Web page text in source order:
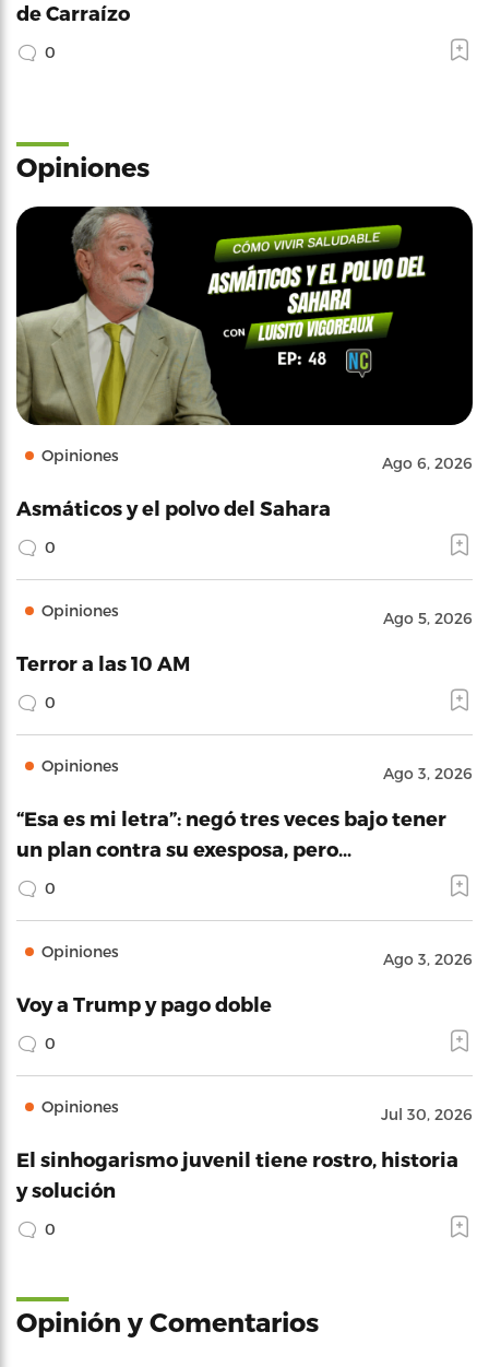
de Carraízo
0
Opiniones
Opiniones Ago 6, 2026
Asmáticos y el polvo del Sahara
0
Opiniones Ago 5, 2026
Terror a las 10 AM
0
Opiniones Ago 3, 2026
“Esa es mi letra”: negó tres veces bajo tener
un plan contra su exesposa, pero…
0
Opiniones Ago 3, 2026
Voy a Trump y pago doble
0
Opiniones Jul 30, 2026
El sinhogarismo juvenil tiene rostro, historia
y solución
0
Opinión y Comentarios